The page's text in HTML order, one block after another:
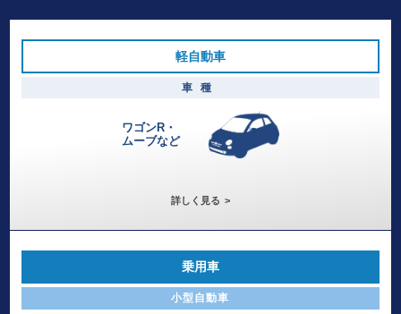
軽自動車
車種
ワゴンR・
ムーブなど
詳しく見る
乗用車
小型自動車